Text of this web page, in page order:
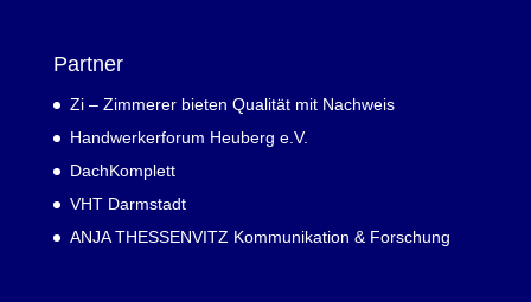
Partner
Zi – Zimmerer bieten Qualität mit Nachweis
Handwerkerforum Heuberg e.V.
DachKomplett
VHT Darmstadt
ANJA THESSENVITZ Kommunikation & Forschung